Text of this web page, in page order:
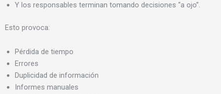
Y los responsables terminan tomando decisiones “a ojo”.
Esto provoca:
Pérdida de tiempo
Errores
Duplicidad de información
Informes manuales